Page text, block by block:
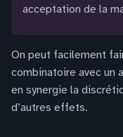
acceptation de la
On peut facilement
combinatoire avec un
en synergie la
d’autres effets.